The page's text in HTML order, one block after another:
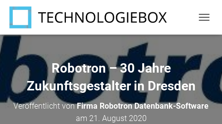
A
A
O
N
Robotron – 30 Jahre
Zukunftsgestalter in Dresden
Veröffentlicht vonFirma Robotron Datenbank-Software
am 21. August 2020